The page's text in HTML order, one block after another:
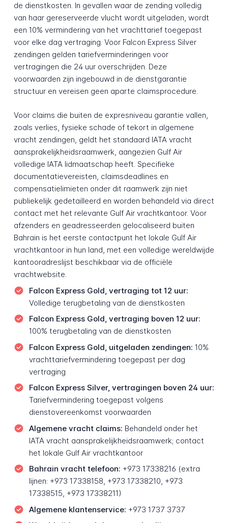
de dienstkosten. In gevallen waar de zending volledig
van haar gereserveerde vlucht wordt uitgeladen, wordt
een 10% vermindering van het vrachttarief toegepast
voor elke dag vertraging. Voor Falcon Express Silver
zendingen gelden tariefverminderingen voor
vertragingen die 24 uur overschrijden. Deze
voorwaarden zijn ingebouwd in de dienstgarantie
structuur en vereisen geen aparte claimsprocedure.
Voor claims die buiten de expresniveau garantie vallen,
zoals verlies, fysieke schade of tekort in algemene
vracht zendingen, geldt het standaard IATA vracht
aansprakelijkheidsraamwerk, aangezien Gulf Air
volledige IATA lidmaatschap heeft. Specifieke
documentatievereisten, claimsdeadlines en
compensatielimieten onder dit raamwerk zijn niet
publiekelijk gedetailleerd en worden behandeld via direct
contact met het relevante Gulf Air vrachtkantoor. Voor
afzenders en geadresseerden gelocaliseerd buiten
Bahrain is het eerste contactpunt het lokale Gulf Air
vrachtkantoor in hun land, met een volledige wereldwijde
kantooradreslijst beschikbaar via de officiële
vrachtwebsite.
Falcon Express Gold, vertraging tot 12 uur:
Volledige terugbetaling van de dienstkosten
Falcon Express Gold, vertraging boven 12 uur:
100% terugbetaling van de dienstkosten
Falcon Express Gold, uitgeladen zendingen: 10%
vrachttariefvermindering toegepast per dag
vertraging
Falcon Express Silver, vertragingen boven 24 uur:
Tariefvermindering toegepast volgens
dienstovereenkomst voorwaarden
Algemene vracht claims: Behandeld onder het
IATA vracht aansprakelijkheidsraamwerk; contact
het lokale Gulf Air vrachtkantoor
Bahrain vracht telefoon: +973 17338216 (extra
lijnen: +973 17338158, +973 17338210, +973
17338515, +973 17338211)
Algemene klantenservice: +973 1737 3737